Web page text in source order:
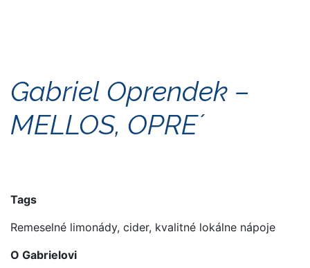
Gabriel Oprendek –
MELLOS, OPRE´
Tags
Remeselné limonády, cider, kvalitné lokálne nápoje
O Gabrielovi